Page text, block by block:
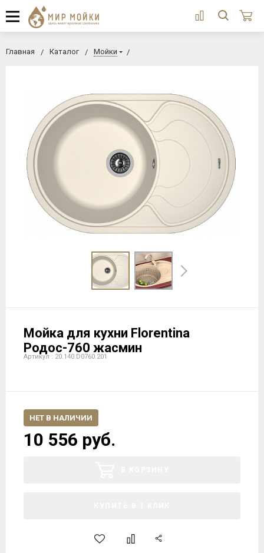
Главная Каталог Мойки
Мойка для кухни Florentina
Родос-760 жасмин
Артикул : 20.140.D0760.201
НЕТ В НАЛИЧИИ
10 556 руб.